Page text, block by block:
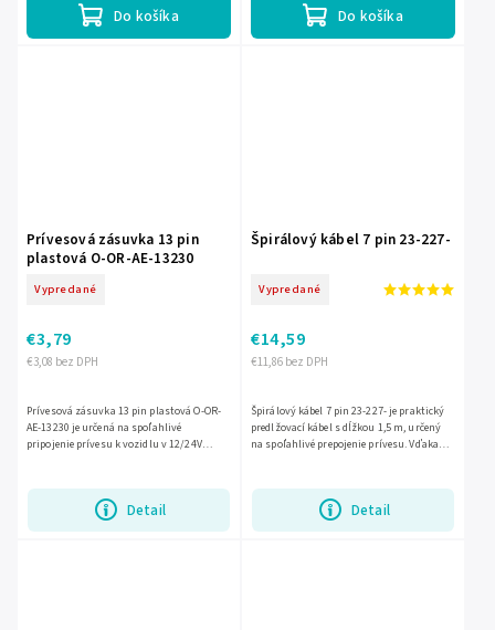
Do košíka Do košíka
Prívesová zásuvka 13 pin
plastová O-OR-AE-13230
Vypredané
€3,08 bez DPH
€3,79
Detail
Prívesová zásuvka 13 pin plastová O-OR-
AE-13230 je určená na spoľahlivé
pripojenie prívesu k vozidlu v 12/24V
Špirálový kábel 7 pin 23-227-
Vypredané
€11,86 bez DPH
€14,59
Detail
Špirálový kábel 7 pin 23-227- je praktický
predlžovací kábel s dĺžkou 1,5 m, určený
na spoľahlivé prepojenie prívesu. Vďaka